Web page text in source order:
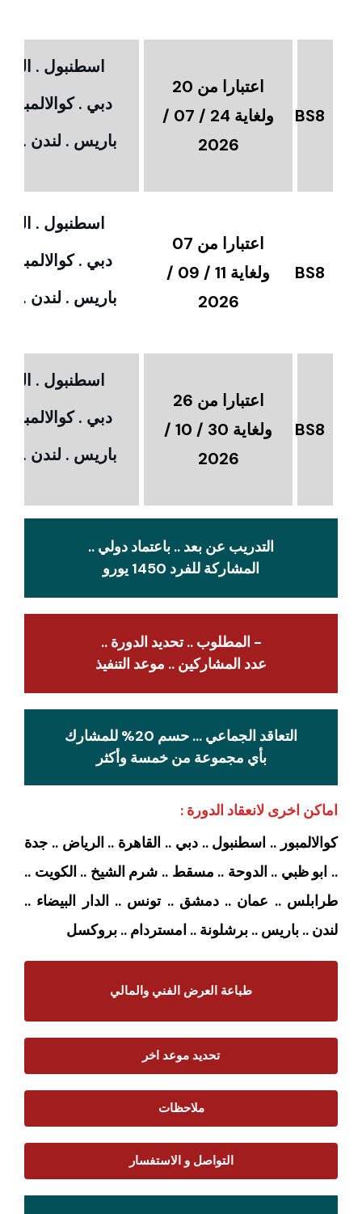
BS8
اعتبارا من 20
ولغاية 24 / 07 /
2026
اسطنبول .
دبي .
باريس . لندن .
BS8
اعتبارا من 07
ولغاية 11 / 09 /
2026
اسطنبول .
دبي .
باريس . لندن .
BS8
اعتبارا من 26
ولغاية 30 / 10 /
2026
اسطنبول .
دبي .
باريس . لندن .
التدريب عن بعد .. باعتماد دولي ..
المشاركة للفرد 1450 يورو
- المطلوب .. تحديد الدورة ..
عدد المشاركين .. موعد التنفيذ
التعاقد الجماعي … حسم 20% للمشارك
بأي مجموعة من خمسة وأكثر
اماكن اخرى لانعقاد الدورة :
كوالالمبور .. اسطنبول .. دبي .. القاهرة .. الرياض .. جدة
.. ابو ظبي .. الدوحة .. مسقط .. شرم الشيخ .. الكويت ..
طرابلس .. عمان .. دمشق .. تونس .. الدار البيضاء ..
لندن .. باريس .. برشلونة .. امستردام .. بروكسل
طباعة العرض الفني والمالي
تحديد موعد اخر
ملاحظات
التواصل و الاستفسار